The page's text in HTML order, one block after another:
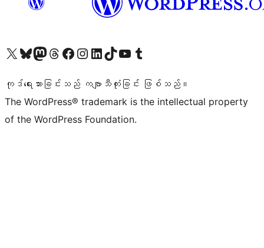
ကျွန်ုပ်တို့၏ X (ယခင် Twitter) အကောင့်သို့ သွားရောက်ကြည့်ရှုပါကျွန်ုပ်တို့၏ Bluesky အကောင့်သို့ ဝင်ရောက်ကြည့်ရှုရန်
ကျွန်ုပ်တို့၏ Mastodon အကောင့်သို့ သွားရောက်ကြည့်ရှုပါကျွန်ုပ်တို့၏ Threads အကောင့်သို့ ဝင်ရောက်ကြည့်ရှုရန်
ကျွန်ုပ်တို့၏ Facebook စာမျက်နှာသို့ သွားရောက်ကြည့်ရှုပါကျွန်ုပ်တို့၏ Instagram အကောင့်သို့ သွားရောက်ကြည့်ရှုပါ ကျွန်ုပ်တို့၏ LinkedIn အကောင့်သို့ သွားရောက်ကြည့်ရှုပါကျွန်ုပ်တို့၏ TikTok အကောင့်သို့ ဝင်ရောက်ကြည့်ရှုရန်
ကျွန်ုပ်တို့၏ YouTube ချန်နယ်သို့ သွားရောက်ကြည့်ရှုပါ ကျွန်ုပ်တို့၏ Tumblr အကောင့်သို့ ဝင်ရောက်ကြည့်ရှုရန်
ကုဒ်ရေးသားခြင်းသည် ကဗျာသီကုံးခြင်း ဖြစ်သည်။
The WordPress® trademark is the intellectual property
of the WordPress Foundation.